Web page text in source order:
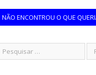
NÃO ENCONTROU O QUE